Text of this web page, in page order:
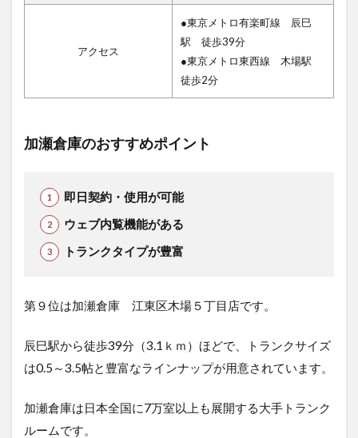
アクセス
●東京メトロ有楽町線 辰巳
駅 徒歩39分
●東京メトロ東西線 木場駅
徒歩2分
加瀬倉庫のおすすめポイント
即日契約・使用が可能
ウェブ内覧機能がある
トランクタイプが豊富
第９位は加瀬倉庫 江東区木場５丁目店です。
辰巳駅から徒歩39分（3.1ｋｍ）ほどで、トランクサイズ
は0.5～3.5帖と豊富なラインナップが用意されています。
加瀬倉庫は日本全国に7万室以上も展開する大手トランク
ルームです。